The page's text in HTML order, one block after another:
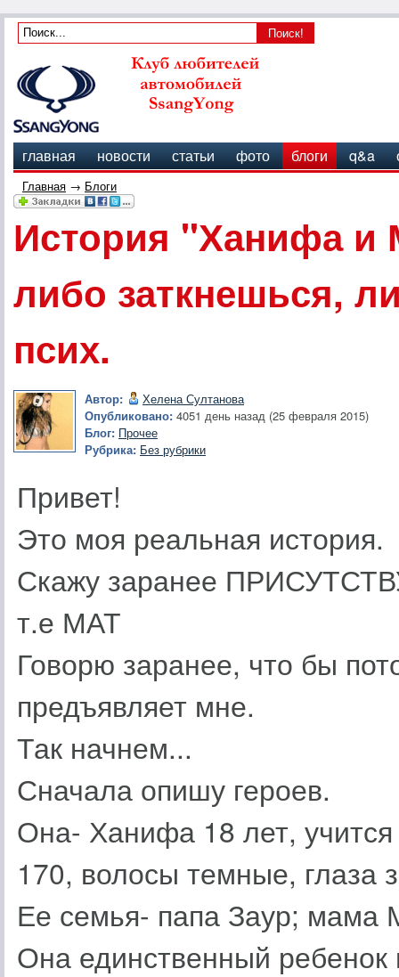
главная новости статьи фото блоги q&a
Главная → Блоги
История "Ханифа
либо заткнешься,
псих.
Автор:
Хелена Султанова
Опубликовано: 4051 день назад (25 февраля 2015)
Блог: Прочее
Рубрика: Без рубрики
Привет!
Это моя реальная история.
Скажу заранее
т.е МАТ
Говорю заранее, что бы
предъявляет мне.
Так начнем...
Сначала опишу героев.
Она- Ханифа 18 лет, учится
170, волосы темные, глаза
Ее семья- папа Заур; мама
Она единственный ребенок